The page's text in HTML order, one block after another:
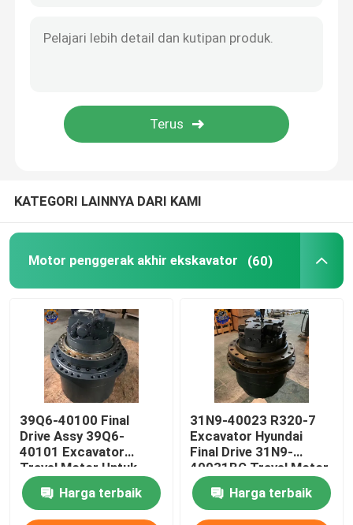
Bagian Kabin Ekskavator
KATEGORI LAINNYA DARI KAMI
Motor penggerak akhir ekskavator (60)
39Q6-40100 Final
Drive Assy 39Q6-
40101 Excavator
Travel Motor Untuk
R210-9 R250-9
Harga terbaik
31N9-40023 R320-7
Excavator Hyundai
Final Drive 31N9-
40031BG Travel Motor
Harga terbaik